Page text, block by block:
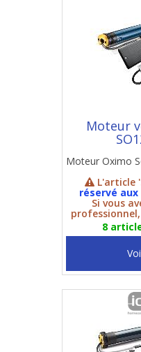
Moteur
Moteur Oximo
L'article
réservé
Si vous
professionnel,
8